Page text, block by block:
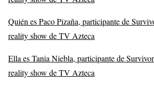
Quién es Paco Pizaña, participante de
reality show de TV Azteca
Ella es Tania Niebla, participante de
reality show de TV Azteca